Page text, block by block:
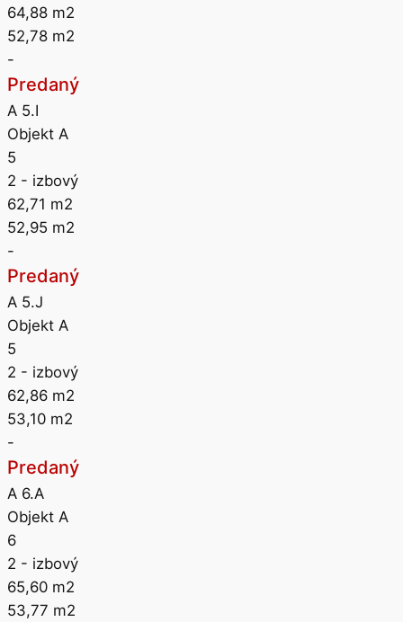
64,88 m2
52,78 m2
-
Predaný
A 5.I
Objekt A
5
2 - izbový
62,71 m2
52,95 m2
-
Predaný
A 5.J
Objekt A
5
2 - izbový
62,86 m2
53,10 m2
-
Predaný
A 6.A
Objekt A
6
2 - izbový
65,60 m2
53,77 m2